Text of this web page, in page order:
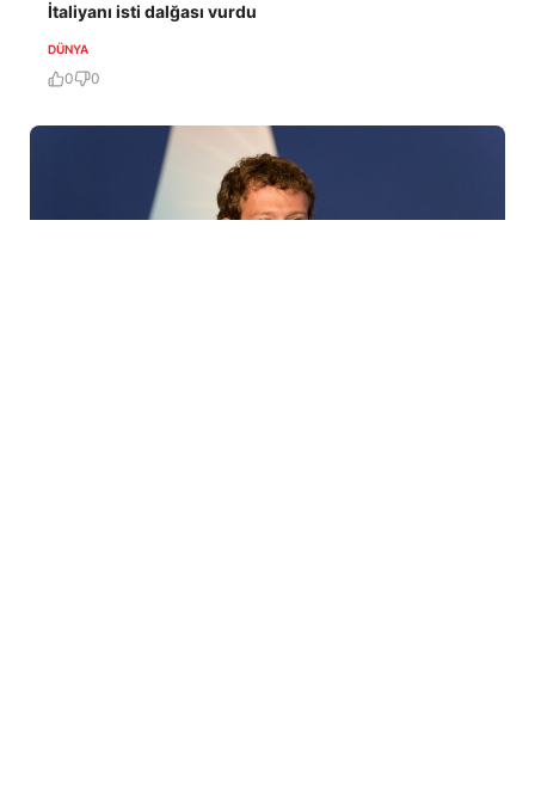
İtaliyanı isti dalğası vurdu
DÜNYA
0 0